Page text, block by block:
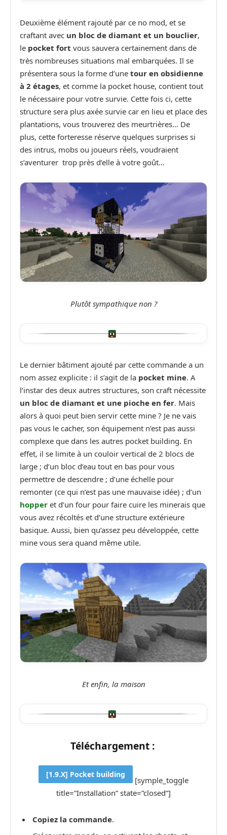
Deuxième élément rajouté par ce no mod, et se
craftant avec un bloc de diamant et un bouclier,
le pocket fort vous sauvera certainement dans de
très nombreuses situations mal embarquées. Il se
présentera sous la forme d’une tour en obsidienne
à 2 étages, et comme la pocket house, contient tout
le nécessaire pour votre survie. Cette fois ci, cette
structure sera plus axée survie car en lieu et place des
plantations, vous trouverez des meurtrières… De
plus, cette forteresse réserve quelques surprises si
des intrus, mobs ou joueurs réels, voudraient
s’aventurer trop près d’elle à votre goût…
Plutôt sympathique non ?
Le dernier bâtiment ajouté par cette commande a un
nom assez explicite : il s’agit de la pocket mine. A
l’instar des deux autres structures, son craft nécessite
un bloc de diamant et une pioche en fer. Mais
alors à quoi peut bien servir cette mine ? Je ne vais
pas vous le cacher, son équipement n’est pas aussi
complexe que dans les autres pocket building. En
effet, il se limite à un couloir vertical de 2 blocs de
large ; d’un bloc d’eau tout en bas pour vous
permettre de descendre ; d’une échelle pour
remonter (ce qui n’est pas une mauvaise idée) ; d’un
hopper et d’un four pour faire cuire les minerais que
vous avez récoltés et d’une structure extérieure
basique. Aussi, bien qu’assez peu développée, cette
mine vous sera quand même utile.
Et enfin, la maison
Téléchargement :
[1.9.X] Pocket building
[symple_toggle
title=”Installation” state=”closed”]
Copiez la commande.